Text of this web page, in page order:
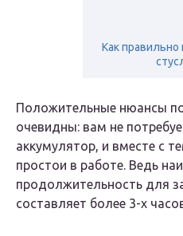
Как правильно
Положительные нюансы
очевидны: вам не
аккумулятор, и вместе с
простои в работе. Ведь
продолжительность для
составляет более 3-х